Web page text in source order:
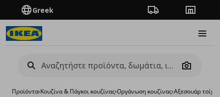
Greek Πορεία παραγγελίας
Camera
Προϊόντα›Κουζίνα & Πάγκοι κουζίνας›Οργάνωση κουζίνας›Αξεσουάρ